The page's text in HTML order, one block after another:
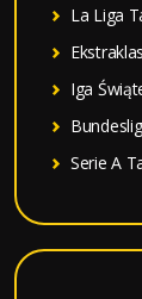
La Liga
Iga
Serie A